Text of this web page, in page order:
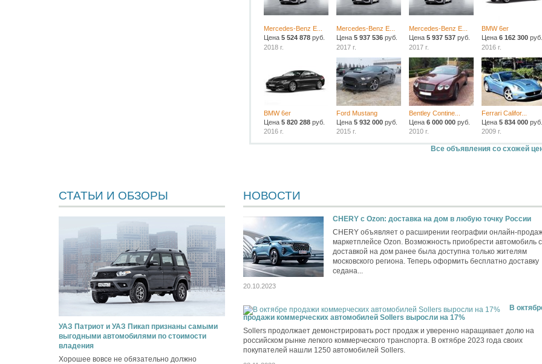
Mercedes-Benz E...
Цена5 524 878 руб.
2018 г.
Mercedes-Benz E...
Цена5 937 536 руб.
2017 г.
Mercedes-Benz E...
Цена 5 937 537руб.
2017 г.
BMW 6er
Цена 6 162 300руб.
2016 г.
BMW 6er
Цена5 820 288 руб.
2016 г.
Ford Mustang
Цена5 932 000 руб.
2015 г.
Bentley Contine...
Цена 6 000 000руб.
2010 г.
Ferrari Califor...
Цена 5 834 000руб.
2009 г.
Все объявления со схожей
СТАТЬИ И ОБЗОРЫ
УАЗ Патриот и УАЗ Пикап признаны самыми
выгодными автомобилями по стоимости
владения
Хорошее вовсе не обязательно должно
НОВОСТИ
CHERY c Ozon: доставка на дом в любую точку России
CHERY объявляет о расширении географии онлайн-
маркетплейсе Ozon. Возможность приобрести автомобиль с
доставкой на дом ранее была доступна только жителям
московского региона. Теперь оформить бесплатно доставку
седана...
20.10.2023
В
продажи коммерческих автомобилей Sollers выросли на 17%
Sollers продолжает демонстрировать рост продаж и уверенно наращивает долю на
российском рынке легкого коммерческого транспорта. В октябре 2023 года своих
покупателей нашли 1250 автомобилей Sollers.